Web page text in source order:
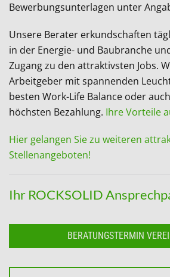
Bewerbungsunterlagen unter
Unsere Berater erkundschaften
in der Energie- und Baubranche
Zugang zu den attraktivsten Jobs.
Arbeitgeber mit spannenden
besten Work-Life Balance oder
höchsten Bezahlung. Ihre Vorteile
Hier gelangen Sie zu weiteren
Stellenangeboten!
Ihr ROCKSOLID
BERATUNGSTERMIN